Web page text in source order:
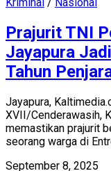
Prajurit TNI
Jayapura
Tahun
Jayapura,
XVII/Cenderawasih,
memastikan prajurit
seorang warga di
September 8, 2025